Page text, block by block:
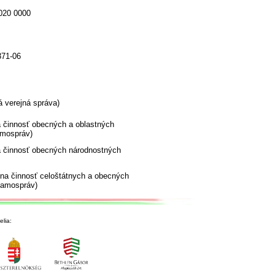
0000
06
verejná správa)
činnosť obecných a oblastných
činnosť obecných národnostných
činnosť celoštátnych a obecných